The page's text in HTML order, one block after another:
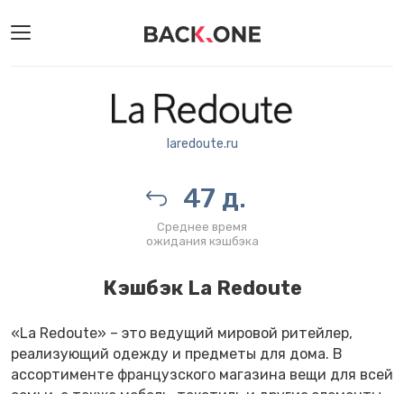
laredoute.ru
47 д.
Среднее время
ожидания кэшбэка
Кэшбэк La Redoute
«La Redoute» – это ведущий мировой ритейлер,
реализующий одежду и предметы для дома. В
ассортименте французского магазина вещи для всей